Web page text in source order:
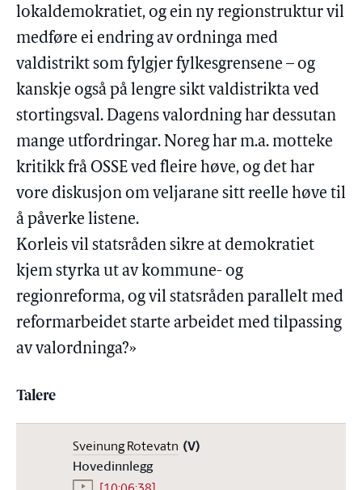
lokaldemokratiet, og ein ny regionstruktur vil
medføre ei endring av ordninga med
valdistrikt som fylgjer fylkesgrensene – og
kanskje også på lengre sikt valdistrikta ved
stortingsval. Dagens valordning har dessutan
mange utfordringar. Noreg har m.a. motteke
kritikk frå OSSE ved fleire høve, og det har
vore diskusjon om veljarane sitt reelle høve til
å påverke listene.
Korleis vil statsråden sikre at demokratiet
kjem styrka ut av kommune- og
regionreforma, og vil statsråden parallelt med
reformarbeidet starte arbeidet med tilpassing
av valordninga?»
Talere
Sveinung Rotevatn (V)
Hovedinnlegg